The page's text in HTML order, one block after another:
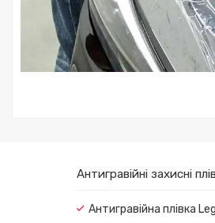
Антигравійні захисні
Антигравійна плівка